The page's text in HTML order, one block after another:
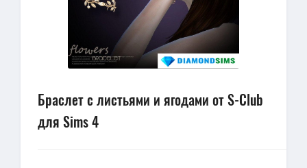
Браслет с листьями и ягодами от S-Club
для Sims 4